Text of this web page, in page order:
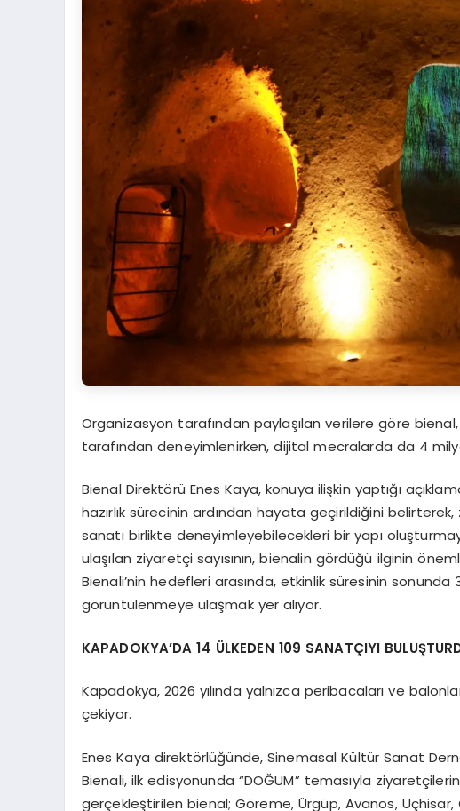
Organizasyon tarafından paylaşılan verilere göre bienal,
tarafından deneyimlenirken, dijital mecralarda da 4
Bienal Direktörü Enes Kaya, konuya ilişkin yaptığı
hazırlık sürecinin ardından hayata geçirildiğini
sanatı birlikte deneyimleyebilecekleri bir yapı
ulaşılan ziyaretçi sayısının, bienalin gördüğü ilginin
Bienali’nin hedefleri arasında, etkinlik süresinin
görüntülenmeye ulaşmak yer alıyor.
KAPADOKYA’DA 14 ÜLKEDEN 109 SANATÇIYI
Kapadokya, 2026 yılında yalnızca peribacaları ve
çekiyor.
Enes Kaya direktörlüğünde, Sinemasal Kültür Sanat
Bienali, ilk edisyonunda “DOĞUM” temasıyla
gerçekleştirilen bienal; Göreme, Ürgüp, Avanos,